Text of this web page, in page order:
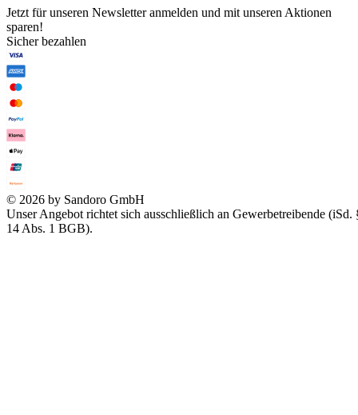
Jetzt für unseren Newsletter anmelden und mit unseren Aktionen
sparen!
Sicher bezahlen
© 2026 by Sandoro GmbH
Unser Angebot richtet sich ausschließlich an Gewerbetreibende (iSd.
14 Abs. 1 BGB).